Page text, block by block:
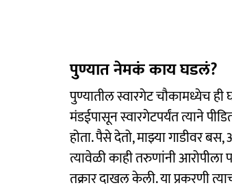
पुण्यात नेमकं काय घडलं?
पुण्यातील स्वारगेट चौकामध्येच
मंडईपासून स्वारगेटपर्यंत त्याने
होता. पैसे देतो, माझ्या गाडीवर
त्यावेळी काही तरुणांनी
तक्रार दाखल केली. या प्रकरणी